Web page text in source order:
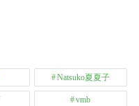
Natsuko夏夏子
vmb